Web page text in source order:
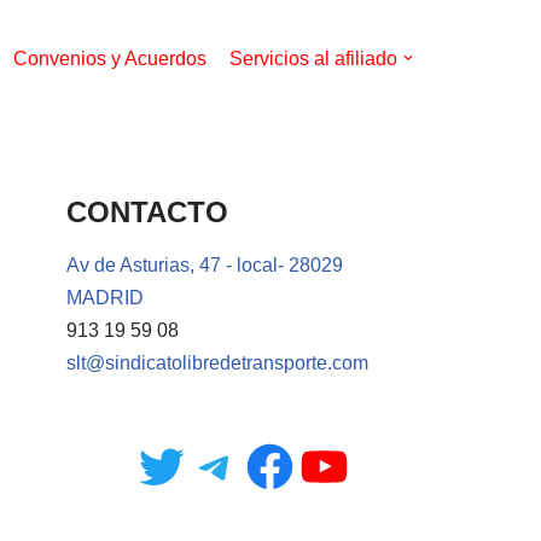
Convenios y Acuerdos Servicios al afiliado
CONTACTO
Av de Asturias, 47 - local- 28029
MADRID
913 19 59 08
slt@sindicatolibredetransporte.com